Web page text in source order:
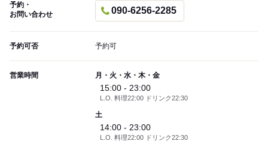
予約・
お問い合わせ
090-6256-2285
予約可否 予約可
営業時間 月・火・水・木・金
15:00 - 23:00
L.O. 料理22:00 ドリンク22:30
土
14:00 - 23:00
L.O. 料理22:00 ドリンク22:30